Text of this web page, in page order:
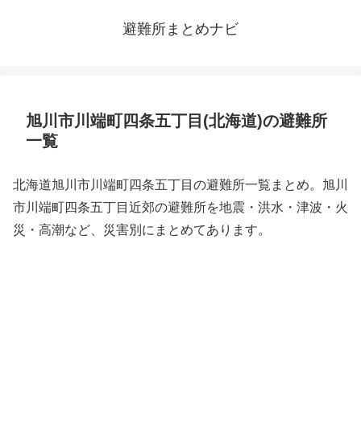
避難所まとめナビ
旭川市川端町四条五丁目(北海道)の避難所
一覧
北海道旭川市川端町四条五丁目の避難所一覧まとめ。旭川
市川端町四条五丁目近郊の避難所を地震・洪水・津波・火
災・高潮など、災害別にまとめてあります。